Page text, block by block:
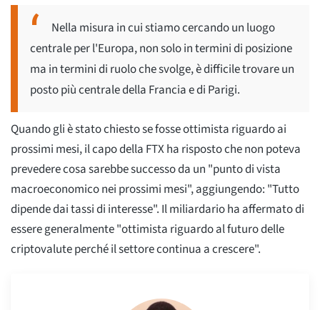
Nella misura in cui stiamo cercando un luogo
centrale per l'Europa, non solo in termini di posizione
ma in termini di ruolo che svolge, è difficile trovare un
posto più centrale della Francia e di Parigi.
Quando gli è stato chiesto se fosse ottimista riguardo ai
prossimi mesi, il capo della FTX ha risposto che non poteva
prevedere cosa sarebbe successo da un "punto di vista
macroeconomico nei prossimi mesi", aggiungendo: "Tutto
dipende dai tassi di interesse". Il miliardario ha affermato di
essere generalmente "ottimista riguardo al futuro delle
criptovalute perché il settore continua a crescere".